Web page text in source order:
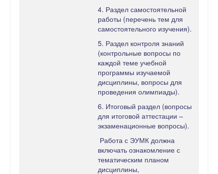
4. Раздел самостоятельной
работы (перечень тем для
самостоятельного изучения).
5. Раздел контроля знаний
(контрольные вопросы по
каждой теме учебной
программы изучаемой
дисциплины, вопросы для
проведения олимпиады).
6. Итоговый раздел (вопросы
для итоговой аттестации –
экзаменационные вопросы).
Работа с ЭУМК должна
включать ознакомление с
тематическим планом
дисциплины,